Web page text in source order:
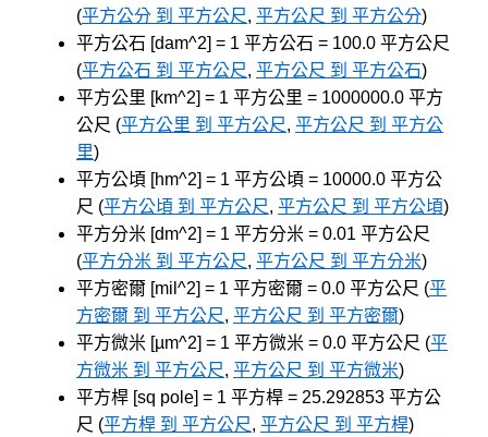
(平方公分 到 平方公尺, 平方公尺 到 平方公分)
平方公石 [dam^2] = 1 平方公石 = 100.0 平方公尺
(平方公石 到 平方公尺, 平方公尺 到 平方公石)
平方公里 [km^2] = 1 平方公里 = 1000000.0 平方
公尺 (平方公里 到 平方公尺, 平方公尺 到 平方公
里)
平方公頃 [hm^2] = 1 平方公頃 = 10000.0 平方公
尺 (平方公頃 到 平方公尺, 平方公尺 到 平方公頃)
平方分米 [dm^2] = 1 平方分米 = 0.01 平方公尺
(平方分米 到 平方公尺, 平方公尺 到 平方分米)
平方密爾 [mil^2] = 1 平方密爾 = 0.0 平方公尺 (平
方密爾 到 平方公尺, 平方公尺 到 平方密爾)
平方微米 [µm^2] = 1 平方微米 = 0.0 平方公尺 (平
方微米 到 平方公尺, 平方公尺 到 平方微米)
平方桿 [sq pole] = 1 平方桿 = 25.292853 平方公
尺 (平方桿 到 平方公尺, 平方公尺 到 平方桿)